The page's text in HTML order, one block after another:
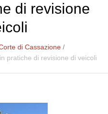
di revisione
di Cassazione /
pratiche di revisione di veicoli